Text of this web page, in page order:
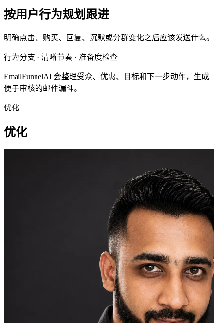
按用户行为规划跟进
明确点击、购买、回复、沉默或分群变化之后应该发送什么。
行为分支 · 清晰节奏 · 准备度检查
EmailFunnelAI 会整理受众、优惠、目标和下一步动作，生成
便于审核的邮件漏斗。
优化
优化